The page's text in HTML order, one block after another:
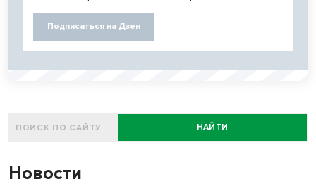
Подписаться на Дзен
НАЙТИ
Новости